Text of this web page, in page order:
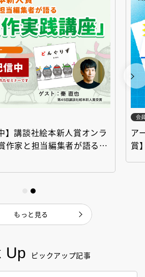
Up ピックアップ記事
】講談社絵本新人賞オンラ
家と担当編集者が語る
会
ア
賞
もっと見る